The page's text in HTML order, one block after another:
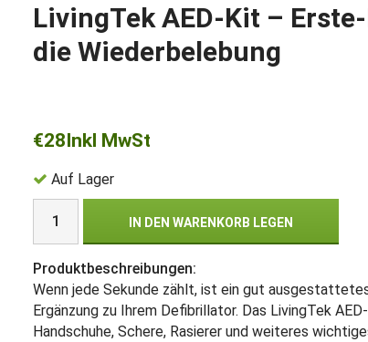
LivingTek AED-Kit –
die Wiederbelebung
€28Inkl MwSt
Auf Lager
IN DEN WARENKORB LEGEN
Produktbeschreibungen:
Wenn jede Sekunde zählt, ist ein gut
Ergänzung zu Ihrem Defibrillator. Das LivingTek
Handschuhe, Schere, Rasierer und weiteres